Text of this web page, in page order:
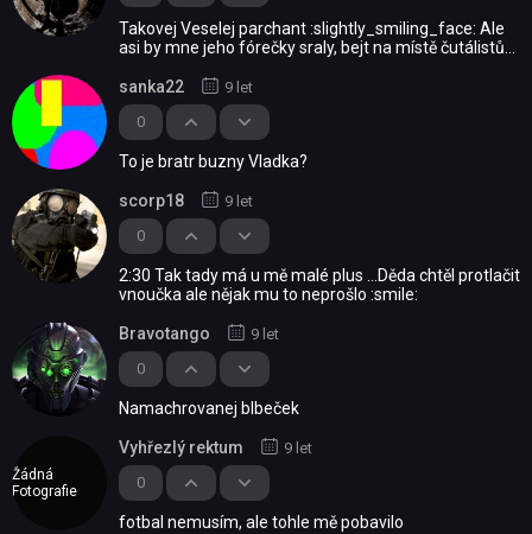
Takovej Veselej parchant :slightly_smiling_face: Ale
asi by mne jeho fórečky sraly, bejt na místě čutálistů...
0
sanka22 9 let
To je bratr buzny Vladka?
0
scorp18 9 let
2:30 Tak tady má u mě malé plus ...Děda chtěl protlačit
vnoučka ale nějak mu to neprošlo :smile:
0
Bravotango 9 let
Namachrovanej blbeček
Žádná
Fotografie
0
Vyhřezlý rektum 9 let
fotbal nemusím, ale tohle mě pobavilo